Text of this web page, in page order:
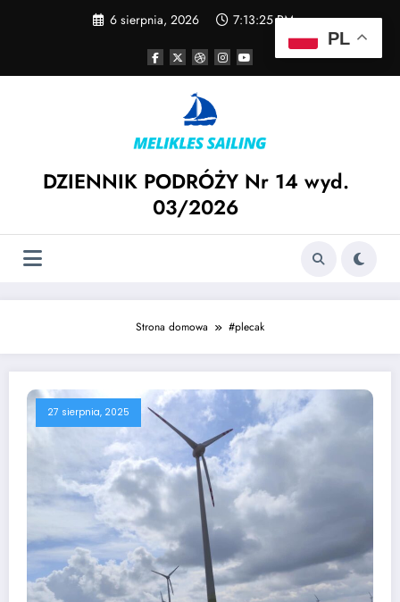
6 sierpnia, 2026 7:13:26 PM
DZIENNIK PODRÓŻY Nr 14 wyd.
03/2026
Strona domowa #plecak
27 sierpnia, 2025
PL